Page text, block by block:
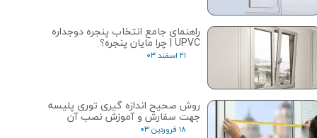
راهنمای جامع انتخاب پنجره دوجداره
UPVC | چرا مایان پنجره؟
۲۱ اسفند ۰۳
روش صحیح اندازه گیری توری پلیسه
جهت سفارش و آموزش نصب آن
۱۸ فروردین ۰۳